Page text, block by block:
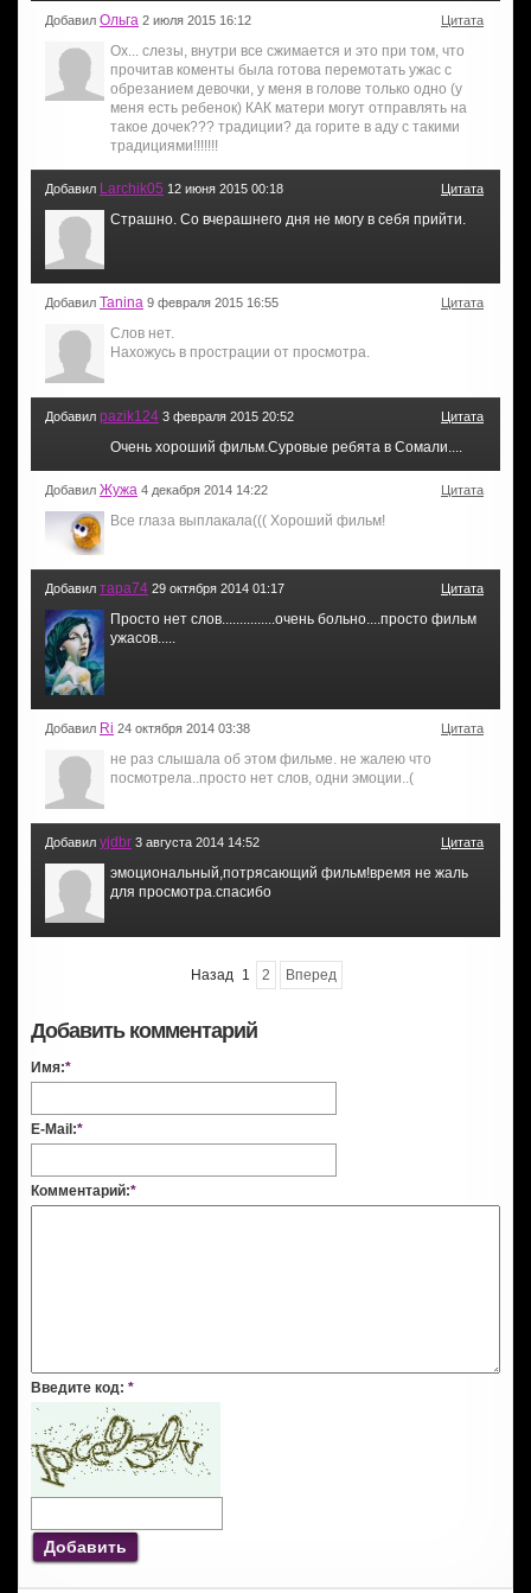
Добавил Ольга 2 июля 2015 16:12 Цитата
Ох... слезы, внутри все сжимается и это при том, что
прочитав коменты была готова перемотать ужас с
обрезанием девочки, у меня в голове только одно (у
меня есть ребенок) КАК матери могут отправлять на
такое дочек??? традиции? да горите в аду с такими
традициями!!!!!!!
Добавил Larchik05 12 июня 2015 00:18 Цитата
Страшно. Со вчерашнего дня не могу в себя прийти.
Добавил Tanina 9 февраля 2015 16:55 Цитата
Слов нет.
Нахожусь в прострации от просмотра.
Добавил pazik124 3 февраля 2015 20:52 Цитата
Очень хороший фильм.Суровые ребята в Сомали....
Добавил Жужа 4 декабря 2014 14:22 Цитата
Все глаза выплакала((( Хороший фильм!
Добавил тара74 29 октября 2014 01:17 Цитата
Просто нет слов...............очень больно....просто фильм
ужасов.....
Добавил Ri 24 октября 2014 03:38 Цитата
не раз слышала об этом фильме. не жалею что
посмотрела..просто нет слов, одни эмоции..(
Добавил yjdbr 3 августа 2014 14:52 Цитата
эмоциональный,потрясающий фильм!время не жаль
для просмотра.спасибо
Назад 1 2 Вперед
Добавить комментарий
Имя:*
E-Mail:*
Комментарий:*
Введите код: *
Добавить